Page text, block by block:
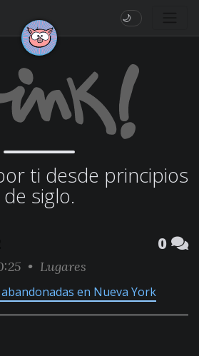
🌙
ti desde principios
de siglo.
0
• Lugares
en Nueva York